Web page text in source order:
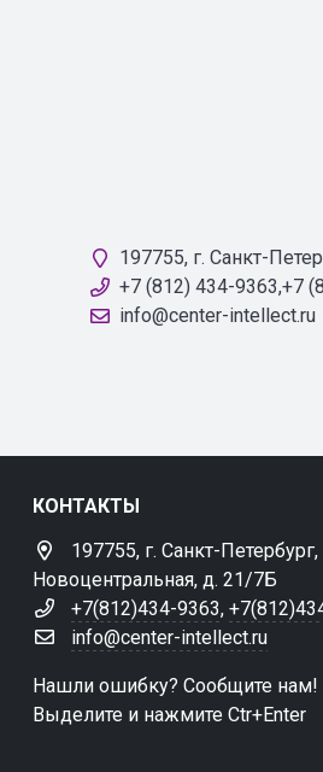
197755, г. Санкт-
+7 (812) 434-9363,+7
info@center-intellect.ru
КОНТАКТЫ
197755, г. Санкт-
Новоцентральная, д. 21/7Б
+7(812)434-9363,
info@center-intellect.ru
Нашли ошибку? Сообщите нам!
Выделите и нажмите Ctr+Enter